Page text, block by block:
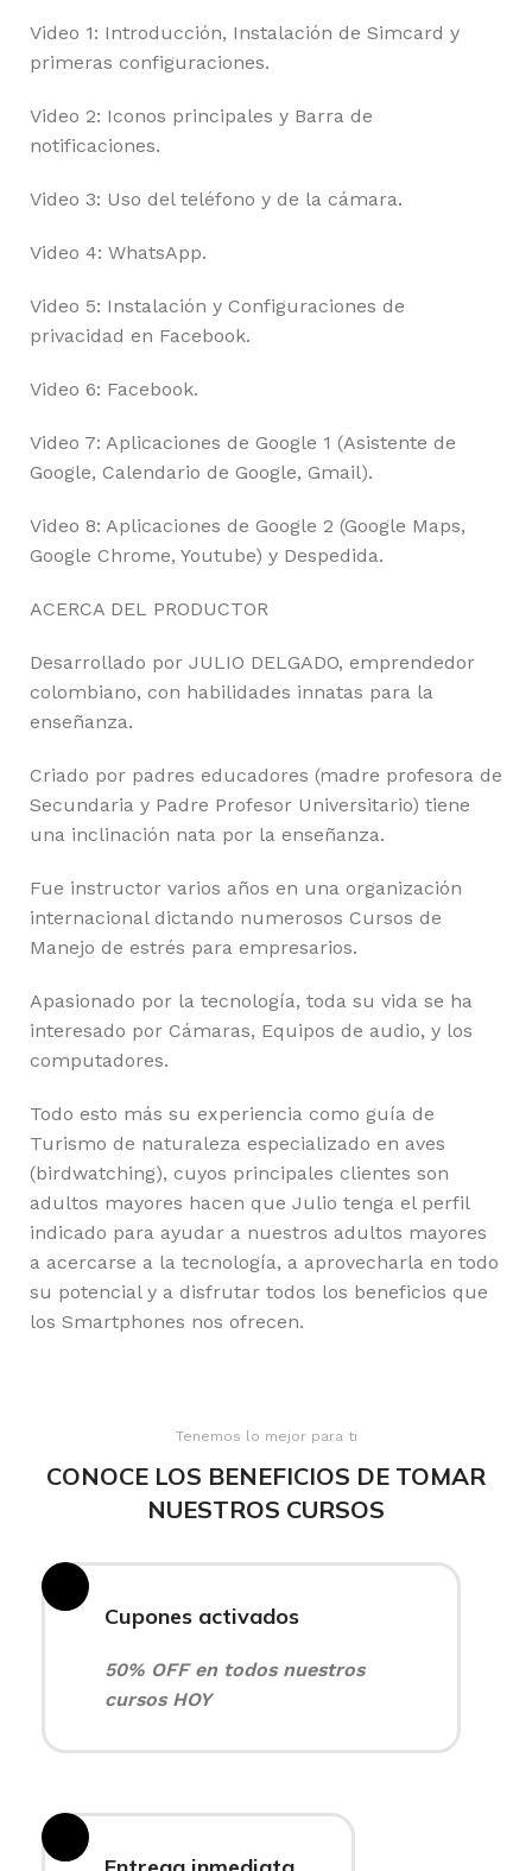
Video 1: Introducción, Instalación de Simcard y
primeras configuraciones.
Video 2: Iconos principales y Barra de
notificaciones.
Video 3: Uso del teléfono y de la cámara.
Video 4: WhatsApp.
Video 5: Instalación y Configuraciones de
privacidad en Facebook.
Video 6: Facebook.
Video 7: Aplicaciones de Google 1 (Asistente de
Google, Calendario de Google, Gmail).
Video 8: Aplicaciones de Google 2 (Google Maps,
Google Chrome, Youtube) y Despedida.
ACERCA DEL PRODUCTOR
Desarrollado por JULIO DELGADO, emprendedor
colombiano, con habilidades innatas para la
enseñanza.
Criado por padres educadores (madre profesora de
Secundaria y Padre Profesor Universitario) tiene
una inclinación nata por la enseñanza.
Fue instructor varios años en una organización
internacional dictando numerosos Cursos de
Manejo de estrés para empresarios.
Apasionado por la tecnología, toda su vida se ha
interesado por Cámaras, Equipos de audio, y los
computadores.
Todo esto más su experiencia como guía de
Turismo de naturaleza especializado en aves
(birdwatching), cuyos principales clientes son
adultos mayores hacen que Julio tenga el perfil
indicado para ayudar a nuestros adultos mayores
a acercarse a la tecnología, a aprovecharla en todo
su potencial y a disfrutar todos los beneficios que
los Smartphones nos ofrecen.
Tenemos lo mejor para ti
CONOCE LOS BENEFICIOS DE TOMAR
NUESTROS CURSOS
Cupones activados
50% OFF en todos nuestros
cursos HOY